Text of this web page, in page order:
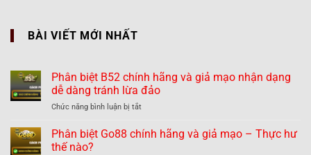
BÀI VIẾT MỚI NHẤT
Phân biệt B52 chính hãng và giả mạo nhận dạng
dễ dàng tránh lừa đảo
Chức năng bình luận bị tắt
biệt
Phân biệt Go88 chính hãng và giả mạo – Thực hư
thế nào?